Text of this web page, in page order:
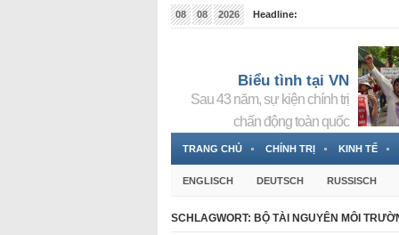
08 08 2026
Headline:
Biểu tình tại VN
Sau 43 năm, sự kiện chính trị
chấn động toàn quốc
TRANG CHỦ CHÍNH TRỊ KINH TẾ
ENGLISCH DEUTSCH RUSSISCH
SCHLAGWORT: BỘ TÀI NGUYÊN MÔI